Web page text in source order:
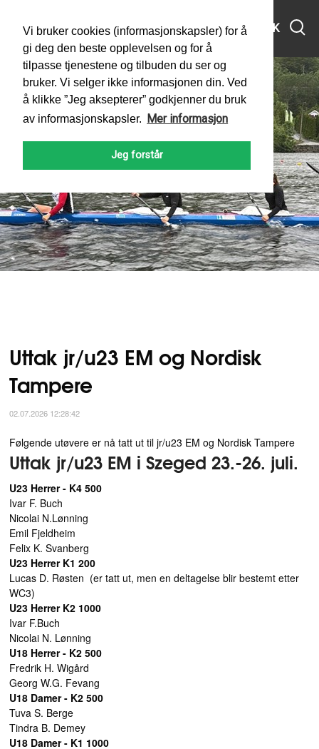
Vi bruker cookies (informasjonskapsler) for å
gi deg den beste opplevelsen og for å
tilpasse tjenestene og tilbuden du ser og
bruker. Vi selger ikke informasjonen din. Ved
å klikke ”Jeg aksepterer” godkjenner du bruk
av informasjonskapsler.
Mer informasjon
Jeg forstår
MENY SØK
Uttak jr/u23 EM og Nordisk
Tampere
02.07.2026 12:28:42
Følgende utøvere er nå tatt ut til jr/u23 EM og Nordisk Tampere
Uttak jr/u23 EM iSzeged 23.-26. juli.
U23 Herrer - K4 500
Ivar F. Buch
Nicolai N.Lønning
Emil Fjeldheim
Felix K. Svanberg
U23 Herrer K1 200
Lucas D. Røsten (er tatt ut, men en deltagelse blir bestemt etter
WC3)
U23 Herrer K2 1000
Ivar F.Buch
Nicolai N. Lønning
U18 Herrer - K2 500
Fredrik H. Wigård
Georg W.G. Fevang
U18 Damer - K2 500
Tuva S. Berge
Tindra B. Demey
U18 Damer - K1 1000